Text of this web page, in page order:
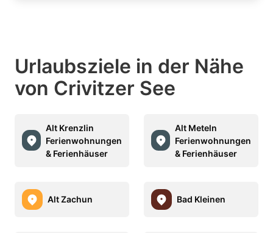
Urlaubsziele in der Nähe
von Crivitzer See
Alt Krenzlin
Ferienwohnungen
& Ferienhäuser
Alt Meteln
Ferienwohnungen
& Ferienhäuser
Alt Zachun Bad Kleinen